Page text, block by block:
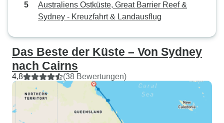
Australiens Ostküste, Great Barrier Reef &
Sydney - Kreuzfahrt & Landausflug
Das Beste der Küste – Von Sydney
nach Cairns
4,8 (38 Bewertungen)